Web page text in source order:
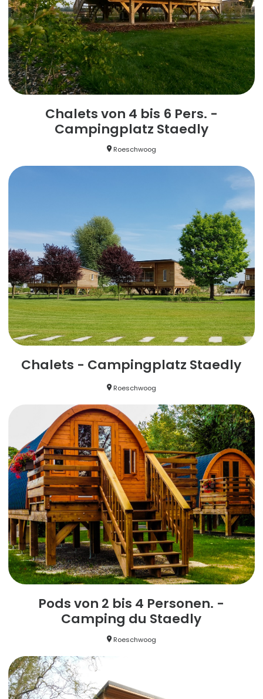
Chalets von 4 bis 6 Pers. -
Campingplatz Staedly
Roeschwoog
Chalets - Campingplatz Staedly
Roeschwoog
Pods von 2 bis 4 Personen. -
Camping du Staedly
Roeschwoog